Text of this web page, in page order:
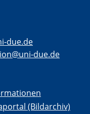
due.de
due.de
(Bildarchiv)